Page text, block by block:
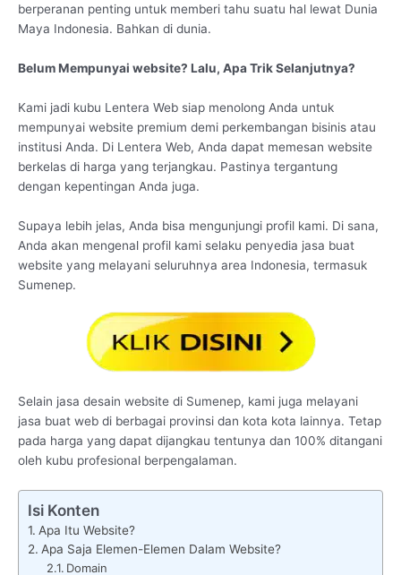
berperanan penting untuk memberi tahu suatu hal lewat Dunia
Maya Indonesia. Bahkan di dunia.
Belum Mempunyai website? Lalu, Apa Trik Selanjutnya?
Kami jadi kubu Lentera Web siap menolong Anda untuk
mempunyai website premium demi perkembangan bisinis atau
institusi Anda. Di Lentera Web, Anda dapat memesan website
berkelas di harga yang terjangkau. Pastinya tergantung
dengan kepentingan Anda juga.
Supaya lebih jelas, Anda bisa mengunjungi profil kami. Di sana,
Anda akan mengenal profil kami selaku penyedia jasa buat
website yang melayani seluruhnya area Indonesia, termasuk
Sumenep.
Selain jasa desain website di Sumenep, kami juga melayani
jasa buat web di berbagai provinsi dan kota kota lainnya. Tetap
pada harga yang dapat dijangkau tentunya dan 100% ditangani
oleh kubu profesional berpengalaman.
Isi Konten
Apa Itu Website?
Apa Saja Elemen-Elemen Dalam Website?
Domain